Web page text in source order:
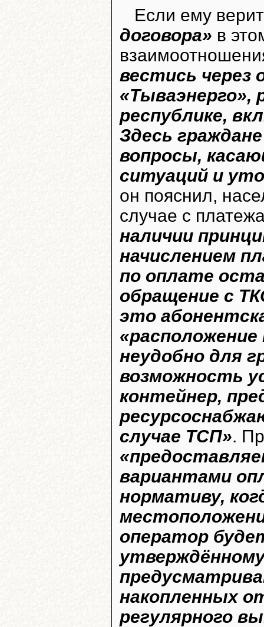
Если ему
договора» в
вестись через
«Тываэнерго»,
республике,
Здесь
вопросы,
ситуаций и
он пояснил,
случае с
наличии
начислением
по оплате
обращение с
это
неудобно для
возможность
контейнер,
случае ТСП».
вариантами
нормативу,
оператор
накопленных
регулярного